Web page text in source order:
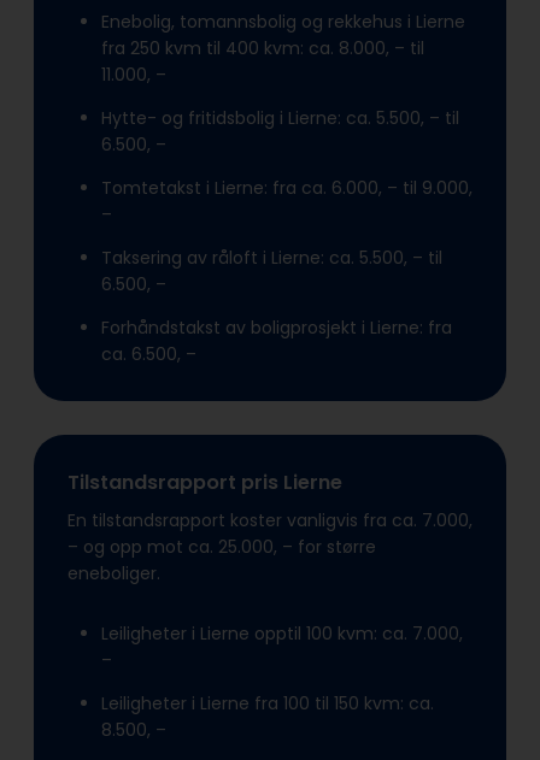
Enebolig, tomannsbolig og rekkehus i Lierne
fra 250 kvm til 400 kvm: ca. 8.000, – til
11.000, –
Hytte- og fritidsbolig i Lierne: ca. 5.500, – til
6.500, –
Tomtetakst i Lierne: fra ca. 6.000, – til 9.000,
–
Taksering av råloft i Lierne: ca. 5.500, – til
6.500, –
Forhåndstakst av boligprosjekt i Lierne: fra
ca. 6.500, –
Tilstandsrapport pris Lierne
En tilstandsrapport koster vanligvis fra ca. 7.000,
– og opp mot ca. 25.000, – for større
eneboliger.
Leiligheter i Lierne opptil 100 kvm: ca. 7.000,
–
Leiligheter i Lierne fra 100 til 150 kvm: ca.
8.500, –